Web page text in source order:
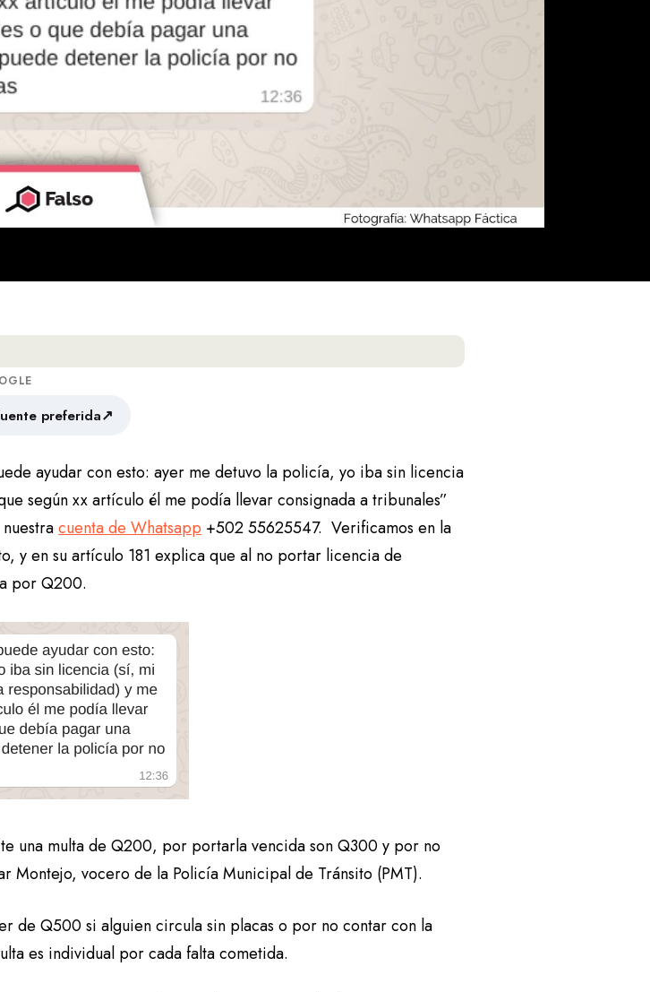
preferida↗
ayudar con esto: ayer me detuvo la policía, yo iba sin licencia
según xx artículo él me podía llevar consignada a tribunales”
nuestracuenta de Whatsapp +502 55625547. Verificamos en la
y en su artículo 181 explica que al no portar licencia de
por Q200.
una multa de Q200, por portarla vencida son Q300 y por no
Montejo, vocero de la Policía Municipal de Tránsito (PMT).
de Q500 si alguien circula sin placas o por no contar con la
es individual por cada falta cometida.